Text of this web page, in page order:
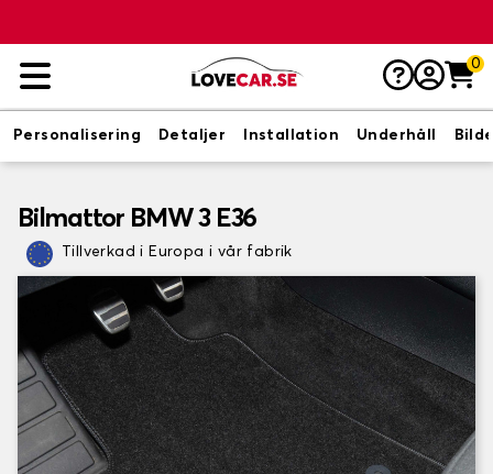
0
Personalisering Detaljer Installation Underhåll
Bilmattor BMW 3 E36
Tillverkad i Europa i vår fabrik